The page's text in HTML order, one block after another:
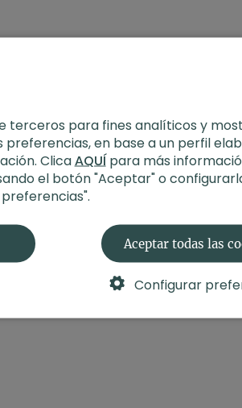
terceros para fines analíticos y
en base a un perfil
ClicaAQUÍpara más
el botón "Aceptar" o
Aceptar todas las
Configurar